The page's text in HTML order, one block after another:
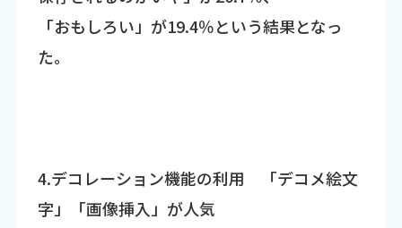
「おもしろい」が19.4％という結果となっ
た。
4.デコレーション機能の利用 「デコメ絵文
字」「画像挿入」が人気